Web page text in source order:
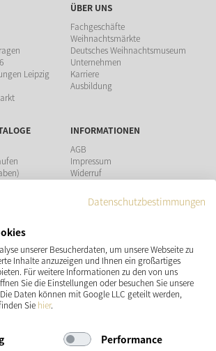
Leipzig
ÜBER UNS
Fachgeschäfte
Weihnachtsmärkte
Deutsches Weihnachtsmuseum
Unternehmen
Karriere
Ausbildung
INFORMATIONEN
AGB
Impressum
Widerruf
Teilnahmebedingungen Gewinnspiel
SOCIAL MEDIA
Datenschutzbestimmungen
unserer Besucherdaten, um unsere Webseite zu
Inhalte anzuzeigen und Ihnen ein großartiges
Für weitere Informationen zu den von uns
Sie die Einstellungen oder besuchen Sie unsere
Daten können mit Google LLC geteilt werden,
Sie hier.
Performance